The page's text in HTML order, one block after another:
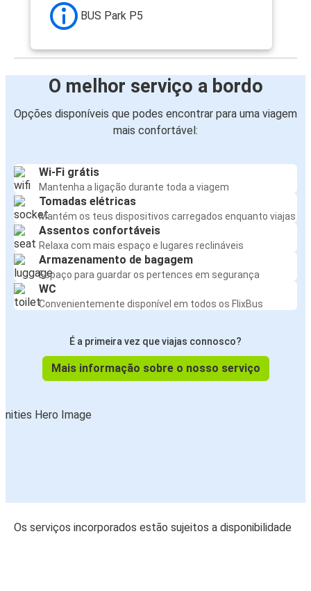
BUS Park P5
O melhor serviço a bordo
Opções disponíveis que podes encontrar para uma viagem
mais confortável:
Wi-Fi grátis
Mantenha a ligação durante toda a viagem
Tomadas elétricas
Mantém os teus dispositivos carregados enquanto viajas
Assentos confortáveis
Relaxa com mais espaço e lugares reclináveis
Armazenamento de bagagem
Espaço para guardar os pertences em segurança
WC
Convenientemente disponível em todos os FlixBus
É a primeira vez que viajas connosco?
Mais informação sobre o nosso serviço
Os serviços incorporados estão sujeitos a disponibilidade